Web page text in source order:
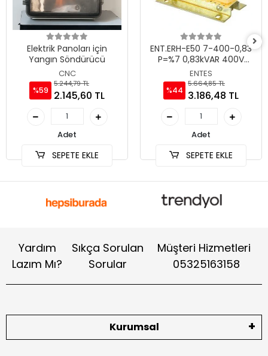
Elektrik Panoları için
Yangın Söndürücü
CNC
%59
5.244,79 TL
2.145,60 TL
Adet
SEPETE EKLE
ENT.ERH-E50 7-400-0,83
P=%7 0,83kVAR 400V
Harmonik Filtre
ENTES
%44
5.664,85 TL
3.186,48 TL
Adet
SEPETE EKLE
Yardım
Lazım Mı?
Sıkça Sorulan
Sorular
Müşteri Hizmetleri
05325163158
Kurumsal